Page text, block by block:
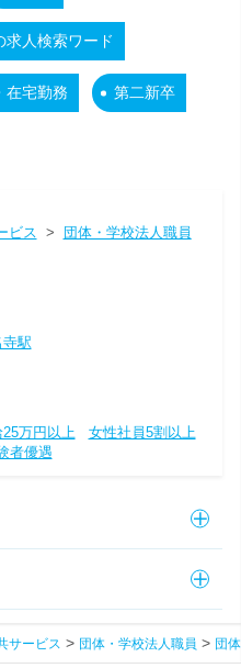
求人検索ワード
在宅勤務 第二新卒
ビス >
団体・学校法人職員
駅
25万円以上
女性社員5割以上
者優遇
サービス 団体・学校法人職員 団